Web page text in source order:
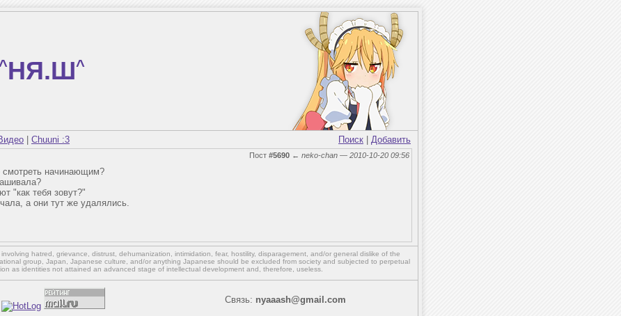
НЯ.Ш^
Chuuni :3 Поиск Добавить
Пост #5690 ← neko-chan — 2010-10-20 09:56
начинающим?
"как тебя зовут?"
а они тут же удалялись.
hatred, grievance, distrust, dehumanization, intimidation, fear, hostility, disparagement, and/or general dislike of the
group, Japan, Japanese culture, and/oranything Japanese should be excluded from society and subjected to perpetual
as identities not attained an advanced stage of intellectual development and, therefore, useless.
Связь: nyaaash@gmail.com